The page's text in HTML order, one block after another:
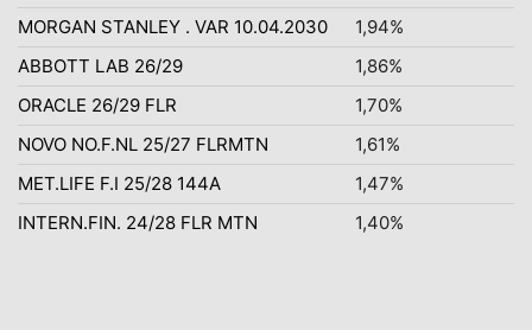
MORGAN STANLEY . VAR 10.04.2030
1,94%
ABBOTT LAB 26/29
1,86%
ORACLE 26/29 FLR
1,70%
NOVO NO.F.NL 25/27 FLRMTN
1,61%
MET.LIFE F.I 25/28 144A
1,47%
INTERN.FIN. 24/28 FLR MTN
1,40%